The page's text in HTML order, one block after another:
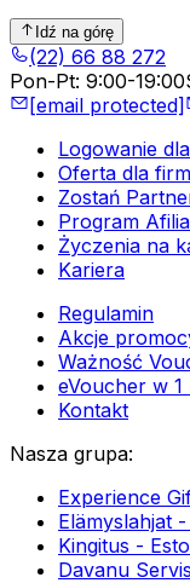
Idź na górę
(22) 66 88 272
Pon-Pt: 9:00-19:00
[email protected]
Logowanie
Oferta dla firm
Zostań
Program
Życzenia na
Kariera
Regulamin
Akcje
Ważność
eVoucher w 1
Kontakt
Nasza grupa:
Experience
Elämyslahjat
Kingitus -
Davanu